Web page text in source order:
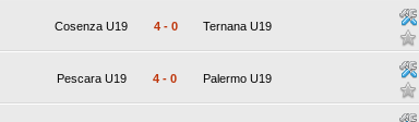
Cosenza U19 4 - 0 Ternana U19
Pescara U19 4 - 0 Palermo U19